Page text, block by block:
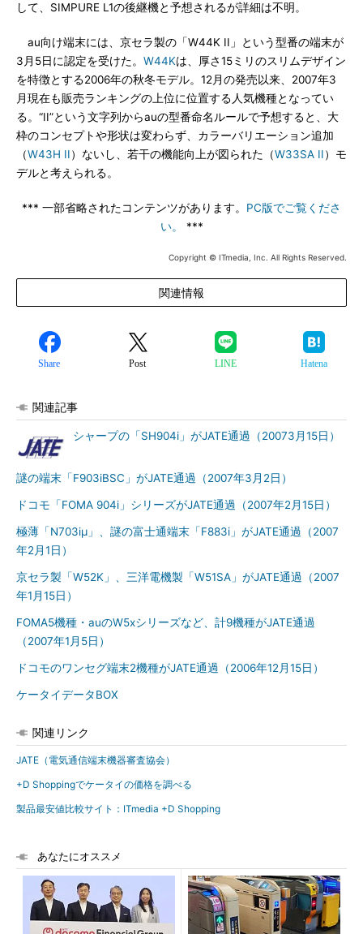
して、SIMPURE L1の後継機と予想されるが詳細は不明。
au向け端末には、京セラ製の「W44K II」という型番の端末が
3月5日に認定を受けた。 W44Kは、厚さ15ミリのスリムデザイン
を特徴とする2006年の秋冬モデル。12月の発売以来、2007年3
月現在も販売ランキングの上位に位置する人気機種となってい
る。“II”という文字列からauの型番命名ルールで予想すると、大
枠のコンセプトや形状は変わらず、カラーバリエーション追加
（W43H II）ないし、若干の機能向上が図られた（W33SA II）モ
デルと考えられる。
*** 一部省略されたコンテンツがあります。 PC版でご覧くださ
い。
***
Copyright © ITmedia, Inc. All Rights Reserved.
関連情報
Share Post LINE Hatena
関連記事
シャープの「SH904i」がJATE通過（20073月15日）
謎の端末「F903iBSC」がJATE通過（2007年3月2日）
ドコモ「FOMA 904i」シリーズがJATE通過（2007年2月15日）
極薄「N703iμ」、謎の富士通端末「F883i」がJATE通過（2007
年2月1日）
京セラ製「W52K」、三洋電機製「W51SA」がJATE通過（2007
年1月15日）
FOMA5機種・auのW5xシリーズなど、計9機種がJATE通過
（2007年1月5日）
ドコモのワンセグ端末2機種がJATE通過（2006年12月15日）
ケータイデータBOX
関連リンク
JATE（電気通信端末機器審査協会）
+D Shoppingでケータイの価格を調べる
製品最安値比較サイト：ITmedia +D Shopping
あなたにオススメ